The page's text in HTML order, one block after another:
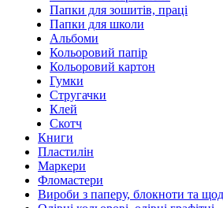
Папки для зошитів, праці
Папки для школи
Альбоми
Кольоровий папір
Кольоровий картон
Гумки
Стругачки
Клей
Скотч
Книги
Пластилін
Маркери
Фломастери
Вироби з паперу, блокноти та